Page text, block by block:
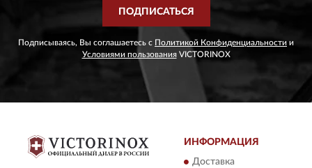
ПОДПИСАТЬСЯ
Подписываясь, Вы соглашаетесь с Политикой Конфиденциальности и
Условиями пользованияVICTORINOX
ИНФОРМАЦИЯ
Доставка